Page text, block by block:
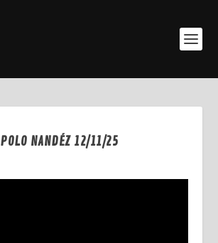
POLO NANDÉZ 12/11/25